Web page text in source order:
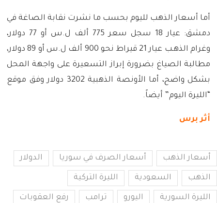
أما أسعار الذهب لليوم بحسب ما نشرت نقابة الصاغة في
دمشق: عيار 18 سجل سعر 775 ألف ل.س أو 77 دولار،
وغرام الذهـب عيار 21 قيراط نحو 900 ألف ل.س أو 89 دولار،
مطالبة الصياغ بضرورة إبراز التسعيرة على واجهة المحل
بشكل واضح، أما الأونصة الذهبية 3202 دولار وفق موقع
“الليرة اليوم” أيضاً.
أثر برس
أسعار الذهب أسعار الصرف في سوريا الدولار
الذهب السعودية الليرة التركية
الليرة السورية اليورو ترامب رفع العقوبات